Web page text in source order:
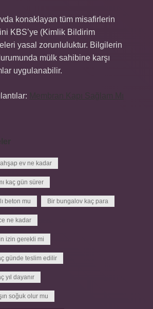
konaklayan tüm misafirlerin
KBS’ye (Kimlik Bildirim
yasal zorunluluktur. Bilgilerin
mülk sahibine karşı
uygulanabilir.
ev ne kadar
kaç gün sürer
beton mu Bir bungalov kaç para
ne kadar
izin gerekli mi
günde teslim edilir
yıl dayanır
soğuk olur mu